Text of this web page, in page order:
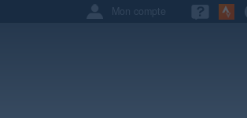
Mon compte